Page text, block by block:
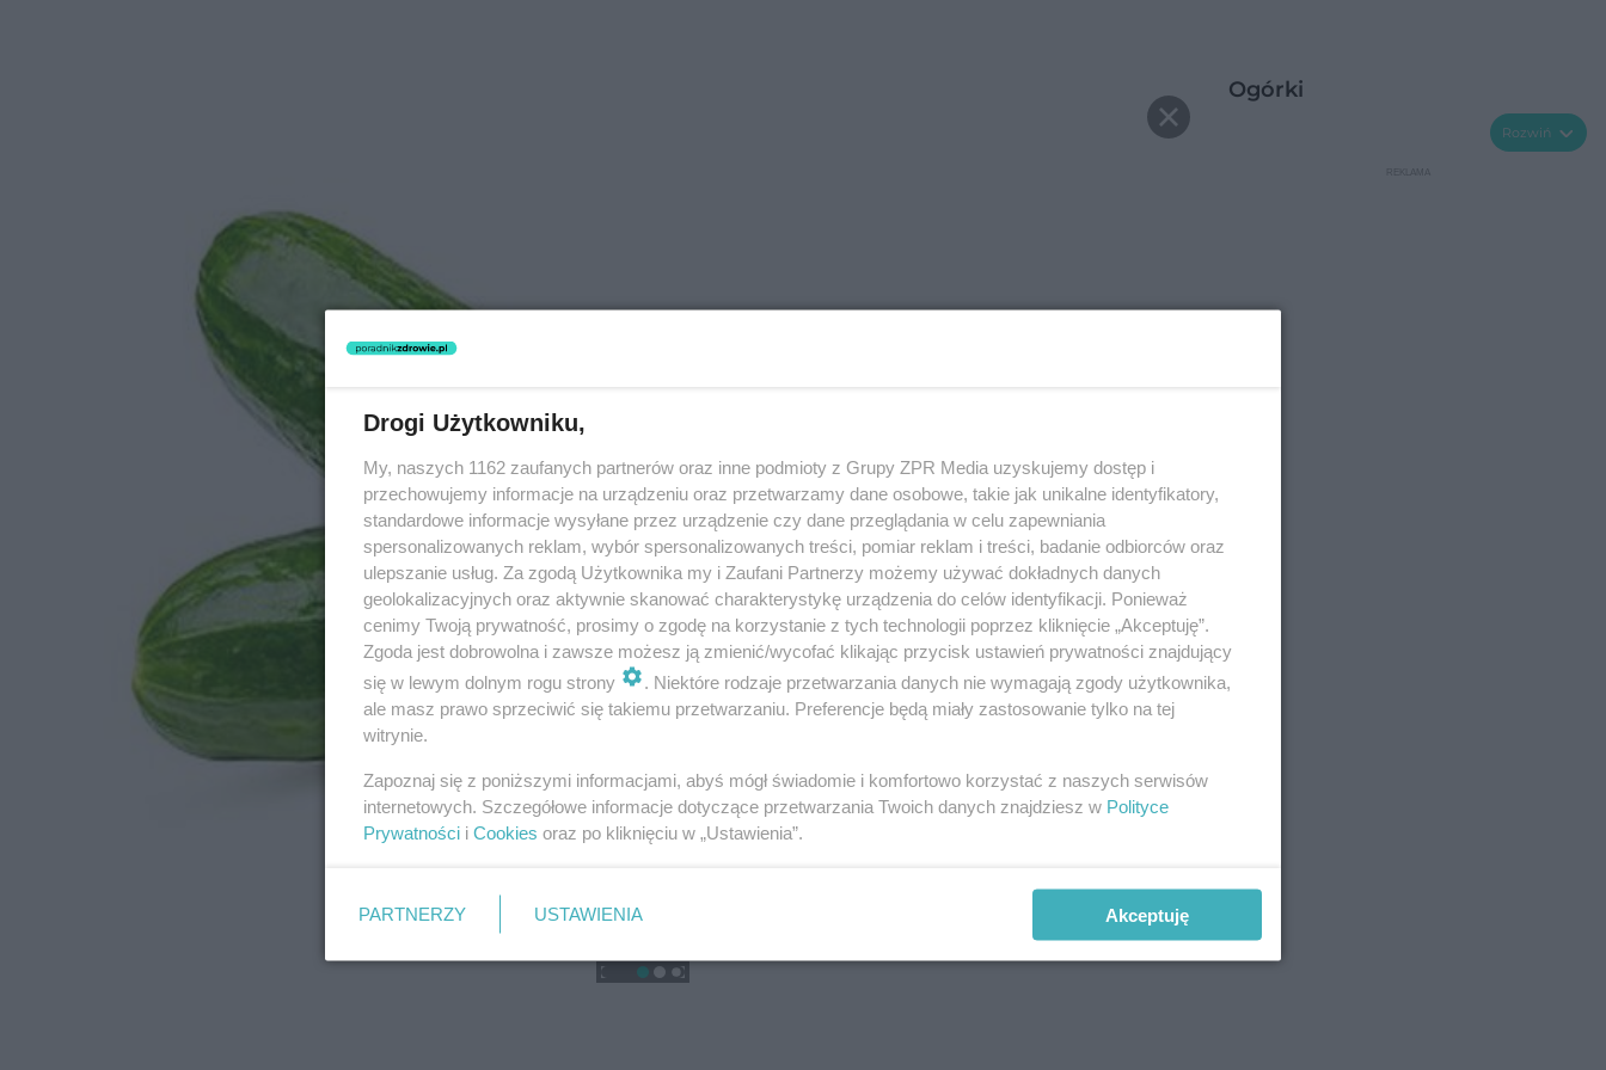
Ogórki
Rozwiń
Drogi Użytkowniku,
My, naszych 1162 zaufanych partnerów oraz inne podmioty z Grupy ZPR Media uzyskujemy dostęp i
przechowujemy informacje na urządzeniu oraz przetwarzamy dane osobowe, takie jak unikalne identyfikatory,
standardowe informacje wysyłane przez urządzenie czy dane przeglądania w celu zapewniania
spersonalizowanych reklam, wybór spersonalizowanych treści, pomiar reklam i treści, badanie odbiorców oraz
ulepszanie usług. Za zgodą Użytkownika my i Zaufani Partnerzy możemy używać dokładnych danych
geolokalizacyjnych oraz aktywnie skanować charakterystykę urządzenia do celów identyfikacji. Ponieważ
cenimy Twoją prywatność, prosimy o zgodę na korzystanie z tych technologii poprzez kliknięcie „Akceptuję”.
Zgoda jest dobrowolna i zawsze możesz ją zmienić/wycofać klikając przycisk ustawień prywatności znajdujący
się w lewym dolnym rogu strony
. Niektóre rodzaje przetwarzania danych nie wymagają zgody użytkownika,
ale masz prawo sprzeciwić się takiemu przetwarzaniu. Preferencje będą miały zastosowanie tylko na tej
witrynie.
Zapoznaj się z poniższymi informacjami, abyś mógł świadomie i komfortowo korzystać z naszych serwisów
internetowych. Szczegółowe informacje dotyczące przetwarzania Twoich danych znajdziesz w Polityce
Prywatności i Cookies oraz po kliknięciu w „Ustawienia”.
PARTNERZY USTAWIENIA Akceptuję